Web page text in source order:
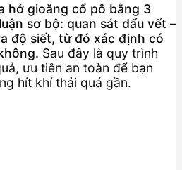
hở gioăng cổ pô bằng 3
sơ bộ: quan sát dấu vết –
độ siết, từ đó xác định có
Sau đây là quy trình
ưu tiên an toàn để bạn
hít khí thải quá gần.